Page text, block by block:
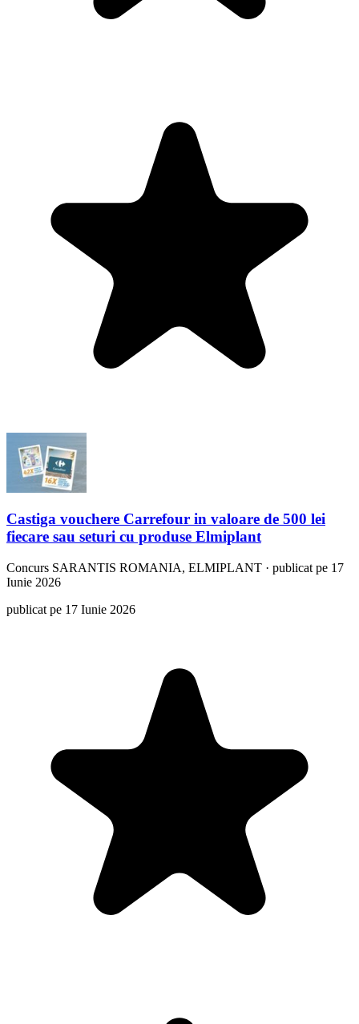
Castiga vouchere Carrefour in valoare de 500 lei
fiecare sau seturi cu produse Elmiplant
Concurs SARANTIS ROMANIA, ELMIPLANT · publicat pe 17
Iunie 2026
publicat pe 17 Iunie 2026